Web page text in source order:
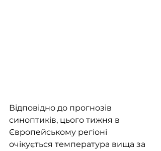
Відповідно до прогнозів
синоптиків, цього тижня в
Європейському регіоні
очікується температура вища за